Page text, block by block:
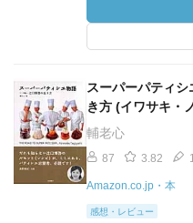
スーパーパティ
き方 (イワサキ・
輔老心
87 3.82
Amazon.co.jp・本
感想・レビュー